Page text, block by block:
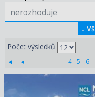
nerozhoduje
↓
Počet výsledků
4 5 6
13.10.2026 –